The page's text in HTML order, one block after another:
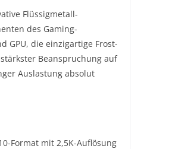
Flüssigmetall-
des Gaming-
GPU, die einzigartige Frost-
Beanspruchung auf
Auslastung absolut
Format mit 2,5K-Auflösung